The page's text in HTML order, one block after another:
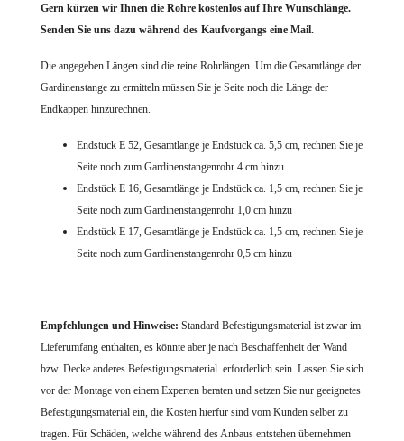
Gern kürzen wir Ihnen die Rohre kostenlos auf Ihre Wunschlänge.
Senden Sie uns dazu während des Kaufvorgangs eine Mail.
Die angegeben Längen sind die reine Rohrlängen. Um die Gesamtlänge der
Gardinenstange zu ermitteln müssen Sie je Seite noch die Länge der
Endkappen hinzurechnen.
Endstück E 52, Gesamtlänge je Endstück ca. 5,5 cm, rechnen Sie je
Seite noch zum Gardinenstangenrohr 4 cm hinzu
Endstück E 16, Gesamtlänge je Endstück ca. 1,5 cm, rechnen Sie je
Seite noch zum Gardinenstangenrohr 1,0 cm hinzu
Endstück E 17, Gesamtlänge je Endstück ca. 1,5 cm, rechnen Sie je
Seite noch zum Gardinenstangenrohr 0,5 cm hinzu
Empfehlungen und Hinweise: Standard Befestigungsmaterial ist zwar im
Lieferumfang enthalten, es könnte aber je nach Beschaffenheit der Wand
bzw. Decke anderes Befestigungsmaterial erforderlich sein. Lassen Sie sich
vor der Montage von einem Experten beraten und setzen Sie nur geeignetes
Befestigungsmaterial ein, die Kosten hierfür sind vom Kunden selber zu
tragen. Für Schäden, welche während des Anbaus entstehen übernehmen